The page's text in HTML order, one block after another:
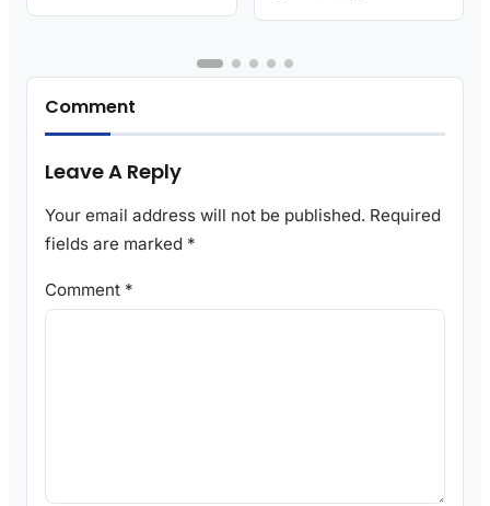
Comment
Leave A Reply
Your email address will not be published. Required
fields are marked *
Comment *